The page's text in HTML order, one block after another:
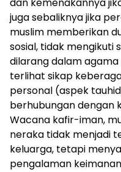
dan kemenakannya
juga sebaliknya jika
muslim memberikan
sosial, tidak mengikuti
dilarang dalam agama
terlihat sikap
personal (aspek
berhubungan dengan
Wacana kafir-iman,
neraka tidak menjadi
keluarga, tetapi
pengalaman